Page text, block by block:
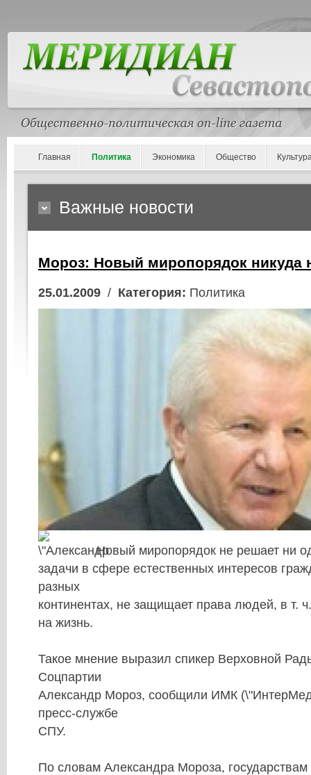
Главная Политика Экономика Общество
Важные новости
Мороз: Новый миропорядок никуда
25.01.2009 / Категория: Политика
Новый миропорядок не решает ни
задачи в сфере естественных интересов
разных
континентах, не защищает права людей, в т.
на жизнь.
Такое мнение выразил спикер Верховной
Соцпартии
Александр Мороз, сообщили ИМК
пресс-службе
СПУ.
По словам Александра Мороза, государствам